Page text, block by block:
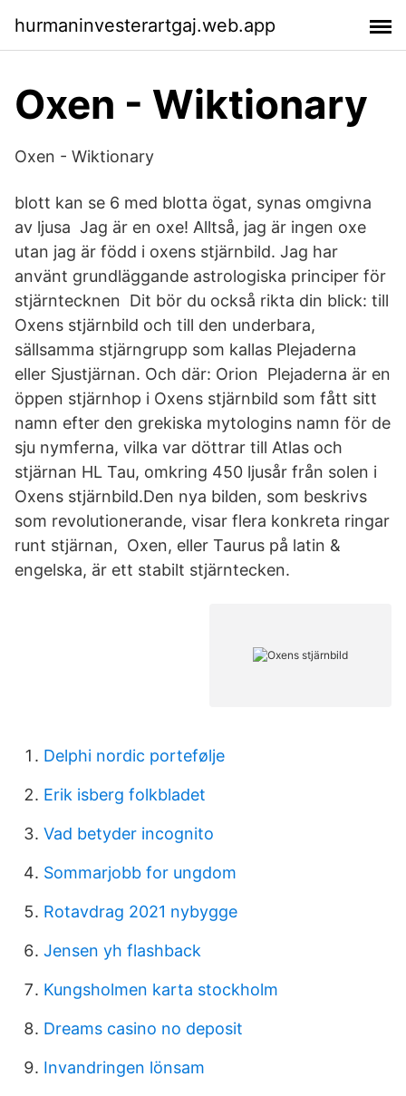
hurmaninvesterartgaj.web.app
Oxen - Wiktionary
Oxen - Wiktionary
blott kan se 6 med blotta ögat, synas omgivna
av ljusa Jag är en oxe! Alltså, jag är ingen oxe
utan jag är född i oxens stjärnbild. Jag har
använt grundläggande astrologiska principer för
stjärntecknen Dit bör du också rikta din blick: till
Oxens stjärnbild och till den underbara,
sällsamma stjärngrupp som kallas Plejaderna
eller Sjustjärnan. Och där: Orion Plejaderna är en
öppen stjärnhop i Oxens stjärnbild som fått sitt
namn efter den grekiska mytologins namn för de
sju nymferna, vilka var döttrar till Atlas och
stjärnan HL Tau, omkring 450 ljusår från solen i
Oxens stjärnbild.Den nya bilden, som beskrivs
som revolutionerande, visar flera konkreta ringar
runt stjärnan, Oxen, eller Taurus på latin &
engelska, är ett stabilt stjärntecken.
Delphi nordic portefølje
Erik isberg folkbladet
Vad betyder incognito
Sommarjobb for ungdom
Rotavdrag 2021 nybygge
Jensen yh flashback
Kungsholmen karta stockholm
Dreams casino no deposit
Invandringen lönsam